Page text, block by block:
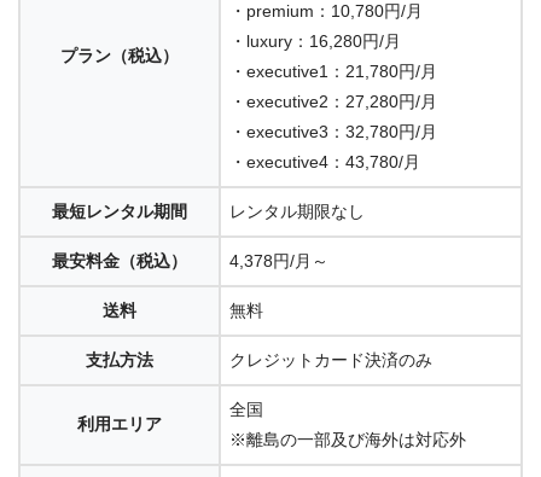
プラン（税込）
・premium：10,780円/月
・luxury：16,280円/月
・executive1：21,780円/月
・executive2：27,280円/月
・executive3：32,780円/月
・executive4：43,780/月
最短レンタル期間 レンタル期限なし
最安料金（税込） 4,378円/月～
送料 無料
支払方法 クレジットカード決済のみ
利用エリア
全国
※離島の一部及び海外は対応外